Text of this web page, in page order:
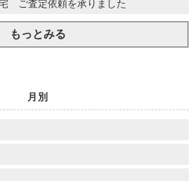
ご査定依頼を承りました
もっとみる
月別